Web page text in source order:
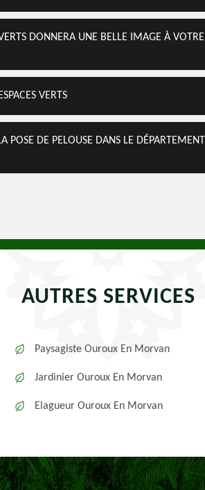
DONNERA UNE BELLE IMAGE À VOTRE
VERTS
POSE DE PELOUSE DANS LE DÉPARTEMENT
AUTRES SERVICES
Paysagiste Ouroux En Morvan
Jardinier Ouroux En Morvan
Elagueur Ouroux En Morvan